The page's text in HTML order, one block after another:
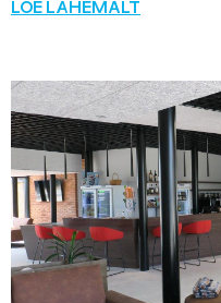
LOE LÄHEMALT